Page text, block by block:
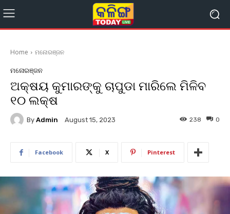
Home ମନୋରଞ୍ଜନ
ମନୋରଞ୍ଜନ
ଅକ୍ଷୟ କୁମାରଙ୍କୁ ଚାପୁଡା ମାରିଲେ ମିଳିବ
୧୦ ଲକ୍ଷ
By Admin August 15, 2023 0
238
Facebook X Pinterest